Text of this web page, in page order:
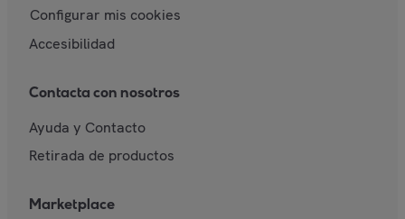
Configurar mis cookies
Accesibilidad
Contacta con nosotros
Ayuda y Contacto
Retirada de productos
Marketplace